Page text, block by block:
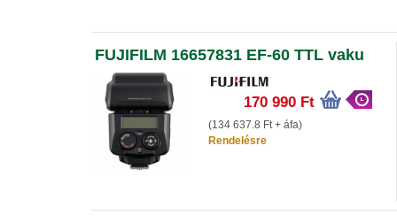
FUJIFILM 16657831 EF-60 TTL vaku
170 990 Ft
(134 637.8 Ft + áfa)
Rendelésre